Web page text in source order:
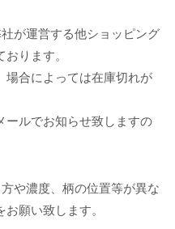
が運営する他ショッピング
ります。
場合によっては在庫切れが
ールでお知らせ致しますの
や濃度、柄の位置等が異な
願い致します。